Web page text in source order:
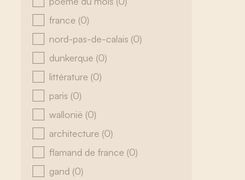
france (0)
nord-pas-de-calais (0)
dunkerque (0)
littérature (0)
paris (0)
wallonië (0)
architecture (0)
flamand de france (0)
gand (0)